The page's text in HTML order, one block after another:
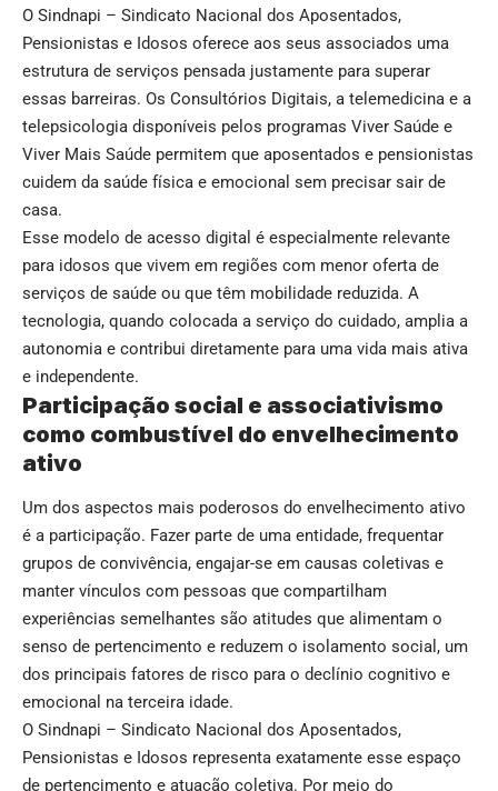
O Sindnapi – Sindicato Nacional dos Aposentados,
Pensionistas e Idosos oferece aos seus associados uma
estrutura de serviços pensada justamente para superar
essas barreiras. Os Consultórios Digitais, a telemedicina e a
telepsicologia disponíveis pelos programas Viver Saúde e
Viver Mais Saúde permitem que aposentados e pensionistas
cuidem da saúde física e emocional sem precisar sair de
casa.
Esse modelo de acesso digital é especialmente relevante
para idosos que vivem em regiões com menor oferta de
serviços de saúde ou que têm mobilidade reduzida. A
tecnologia, quando colocada a serviço do cuidado, amplia a
autonomia e contribui diretamente para uma vida mais ativa
e independente.
Participação social e associativismo
como combustível do envelhecimento
ativo
Um dos aspectos mais poderosos do envelhecimento ativo
é a participação. Fazer parte de uma entidade, frequentar
grupos de convivência, engajar-se em causas coletivas e
manter vínculos com pessoas que compartilham
experiências semelhantes são atitudes que alimentam o
senso de pertencimento e reduzem o isolamento social, um
dos principais fatores de risco para o declínio cognitivo e
emocional na terceira idade.
O Sindnapi – Sindicato Nacional dos Aposentados,
Pensionistas e Idosos representa exatamente esse espaço
de pertencimento e atuação coletiva. Por meio do